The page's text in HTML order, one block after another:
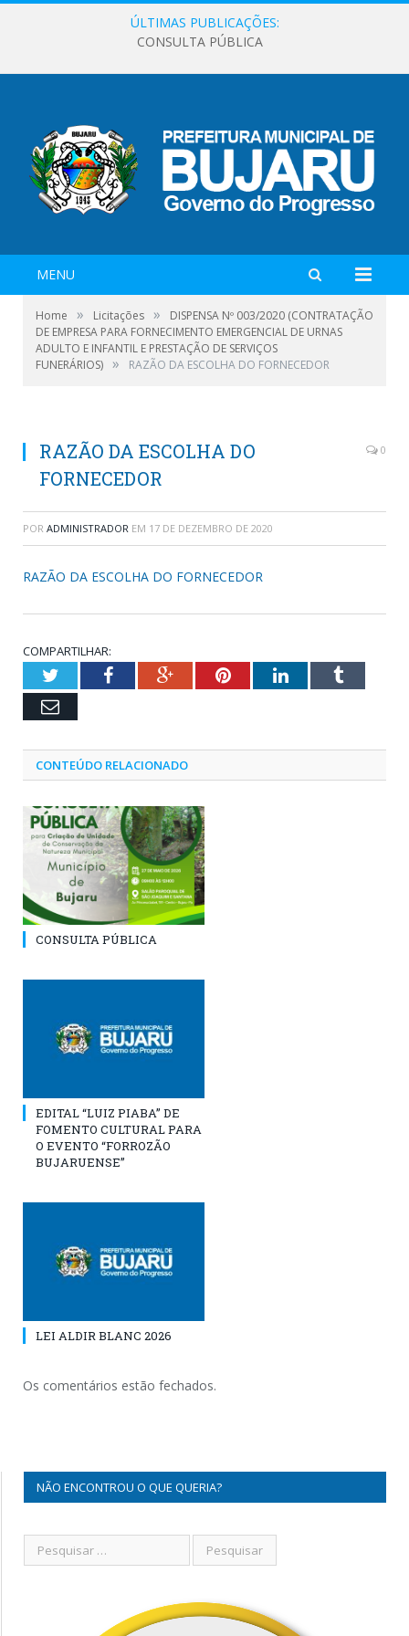
ÚLTIMAS PUBLICAÇÕES:
CONSULTA PÚBLICA
MENU
Home » Licitações »
DISPENSA Nº 003/2020 (CONTRATAÇÃO
DE EMPRESA PARA FORNECIMENTO EMERGENCIAL DE URNAS
ADULTO E INFANTIL E PRESTAÇÃO DE SERVIÇOS
FUNERÁRIOS) » RAZÃO DA ESCOLHA DO FORNECEDOR
RAZÃO DA ESCOLHA DO
FORNECEDOR
0
POR ADMINISTRADOR EM 17 DE DEZEMBRO DE 2020
RAZÃO DA ESCOLHA DO FORNECEDOR
COMPARTILHAR:
TwitterFacebookGoogle+PinterestLinkedInTumblr
Email
CONTEÚDO RELACIONADO
CONSULTA PÚBLICA
EDITAL “LUIZ PIABA” DE
FOMENTO CULTURAL PARA
O EVENTO “FORROZÃO
BUJARUENSE”
LEI ALDIR BLANC 2026
Os comentários estão fechados.
NÃO ENCONTROU O QUE QUERIA?